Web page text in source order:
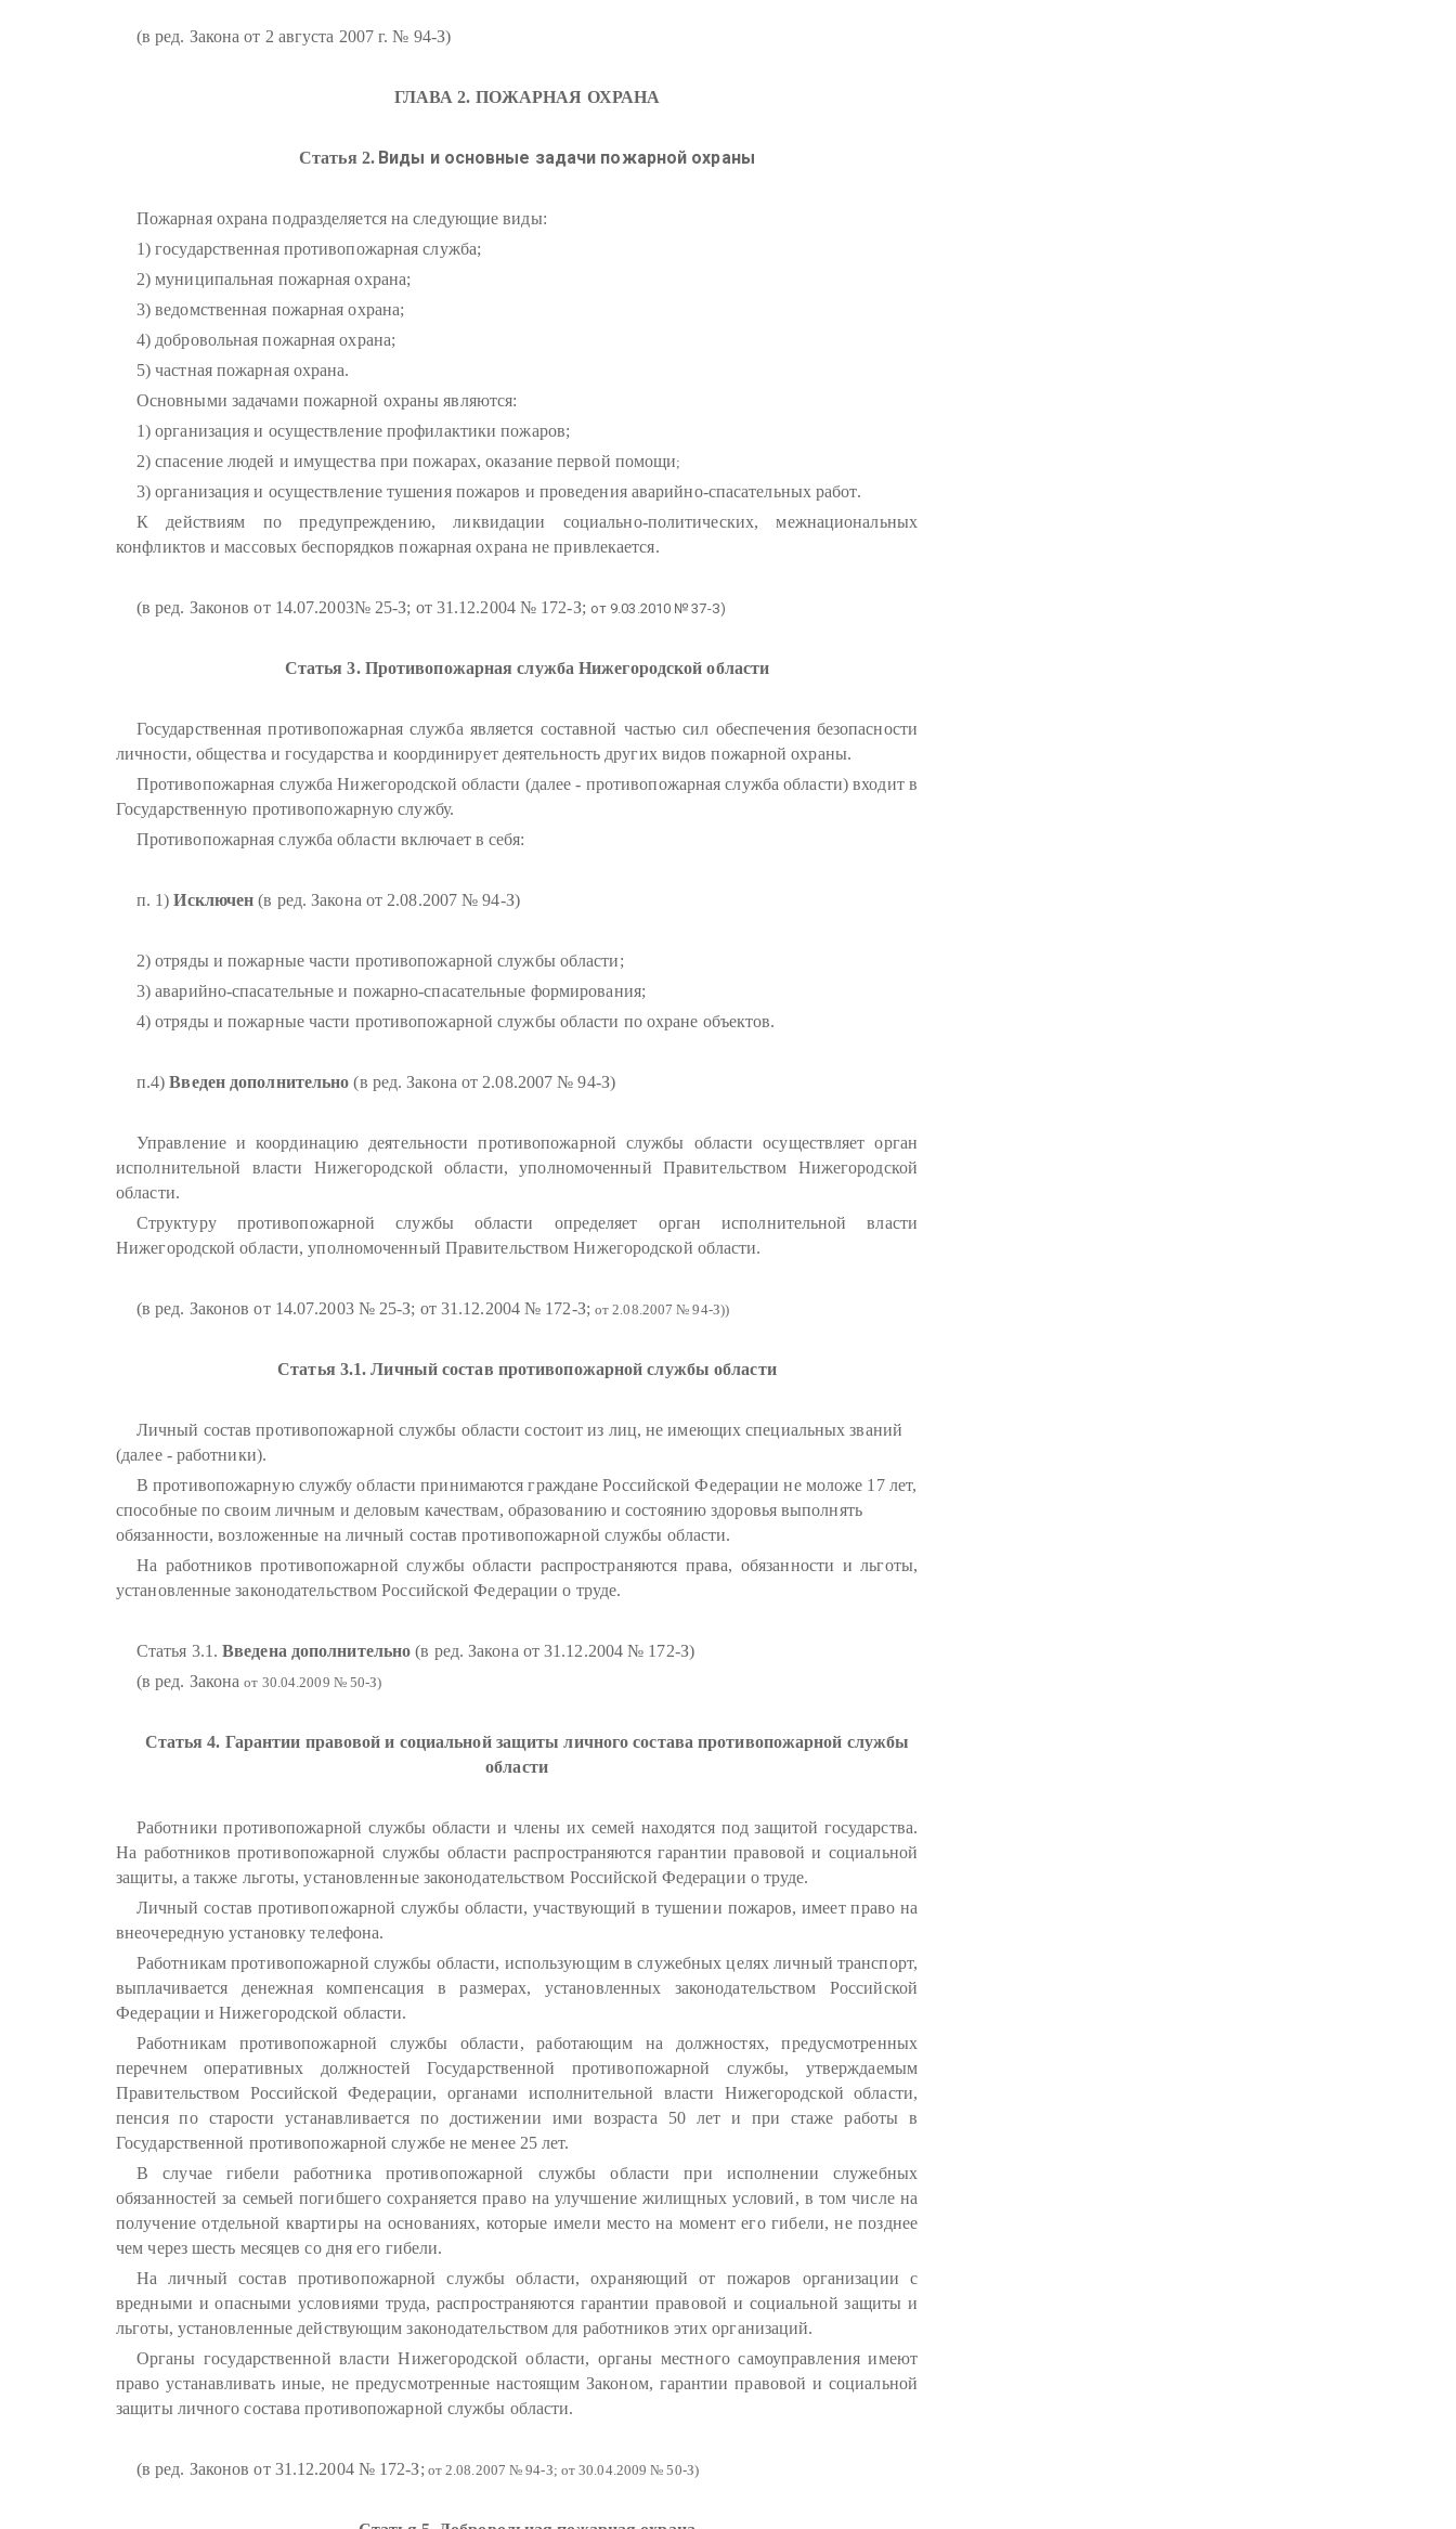
(в ред. Закона от 2 августа 2007 г. № 94-З)
ГЛАВА 2. ПОЖАРНАЯ ОХРАНА
Статья 2. Виды и основные задачи пожарной охраны
Пожарная охрана подразделяется на следующие виды:
1) государственная противопожарная служба;
2) муниципальная пожарная охрана;
3) ведомственная пожарная охрана;
4) добровольная пожарная охрана;
5) частная пожарная охрана.
Основными задачами пожарной охраны являются:
1) организация и осуществление профилактики пожаров;
2) спасение людей и имущества при пожарах, оказание первой помощи;
3) организация и осуществление тушения пожаров и проведения аварийно-спасательных работ.
К действиям по предупреждению, ликвидации социально-политических, межнациональных
конфликтов и массовых беспорядков пожарная охрана не привлекается.
(в ред. Законов от 14.07.2003№ 25-З; от 31.12.2004 № 172-З; от 9.03.2010 № 37-З)
Статья 3. Противопожарная служба Нижегородской области
Государственная противопожарная служба является составной частью сил обеспечения безопасности
личности, общества и государства и координирует деятельность других видов пожарной охраны.
Противопожарная служба Нижегородской области (далее - противопожарная служба области) входит в
Государственную противопожарную службу.
Противопожарная служба области включает в себя:
п. 1) Исключен(в ред. Закона от 2.08.2007 № 94-З)
2) отряды и пожарные части противопожарной службы области;
3) аварийно-спасательные и пожарно-спасательные формирования;
4) отряды и пожарные части противопожарной службы области по охране объектов.
п.4)Введен дополнительно (в ред. Закона от 2.08.2007 № 94-З)
Управление и координацию деятельности противопожарной службы области осуществляет орган
исполнительной власти Нижегородской области, уполномоченный Правительством Нижегородской
области.
Структуру противопожарной службы области определяет орган исполнительной власти
Нижегородской области, уполномоченный Правительством Нижегородской области.
(в ред. Законов от 14.07.2003 № 25-З; от 31.12.2004 № 172-З; от 2.08.2007 № 94-З))
Статья 3.1. Личный состав противопожарной службы области
Личный состав противопожарной службы области состоит из лиц, не имеющих специальных званий
(далее - работники).
В противопожарную службу области принимаются граждане Российской Федерации не моложе 17 лет,
способные по своим личным и деловым качествам, образованию и состоянию здоровья выполнять
обязанности, возложенные на личный состав противопожарной службы области.
На работников противопожарной службы области распространяются права, обязанности и льготы,
установленные законодательством Российской Федерации о труде.
Статья 3.1.Введена дополнительно(в ред. Закона от 31.12.2004 № 172-З)
(в ред. Законаот 30.04.2009 № 50-З)
Статья 4. Гарантии правовой и социальной защиты личного состава противопожарной службы
области
Работники противопожарной службы области и члены их семей находятся под защитой государства.
На работников противопожарной службы области распространяются гарантии правовой и социальной
защиты, а также льготы, установленные законодательством Российской Федерации о труде.
Личный состав противопожарной службы области, участвующий в тушении пожаров, имеет право на
внеочередную установку телефона.
Работникам противопожарной службы области, использующим в служебных целях личный транспорт,
выплачивается денежная компенсация в размерах, установленных законодательством Российской
Федерации и Нижегородской области.
Работникам противопожарной службы области, работающим на должностях, предусмотренных
перечнем оперативных должностей Государственной противопожарной службы, утверждаемым
Правительством Российской Федерации, органами исполнительной власти Нижегородской области,
пенсия по старости устанавливается по достижении ими возраста 50 лет и при стаже работы в
Государственной противопожарной службе не менее 25 лет.
В случае гибели работника противопожарной службы области при исполнении служебных
обязанностей за семьей погибшего сохраняется право на улучшение жилищных условий, в том числе на
получение отдельной квартиры на основаниях, которые имели место на момент его гибели, не позднее
чем через шесть месяцев со дня его гибели.
На личный состав противопожарной службы области, охраняющий от пожаров организации с
вредными и опасными условиями труда, распространяются гарантии правовой и социальной защиты и
льготы, установленные действующим законодательством для работников этих организаций.
Органы государственной власти Нижегородской области, органы местного самоуправления имеют
право устанавливать иные, не предусмотренные настоящим Законом, гарантии правовой и социальной
защиты личного состава противопожарной службы области.
(в ред. Законов от 31.12.2004 № 172-З; от 2.08.2007 № 94-З; от 30.04.2009 № 50-З)